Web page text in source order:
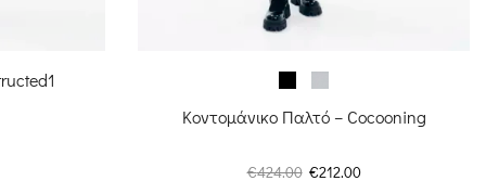
Κοντομάνικο Παλτό – Cocooning
€424.00 Original
€212.00Η